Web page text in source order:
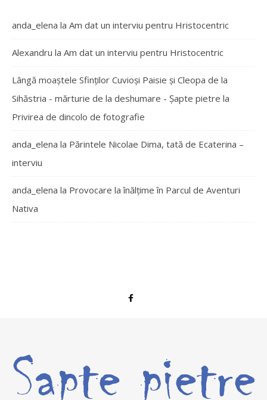
anda_elena la Am dat un interviu pentru Hristocentric
Alexandru la Am dat un interviu pentru Hristocentric
Lângă moaștele Sfinților Cuvioși Paisie și Cleopa de la
Sihăstria - mărturie de la deshumare - Şapte pietre la
Privirea de dincolo de fotografie
anda_elena la Părintele Nicolae Dima, tată de Ecaterina –
interviu
anda_elena la Provocare la înălțime în Parcul de Aventuri
Nativa